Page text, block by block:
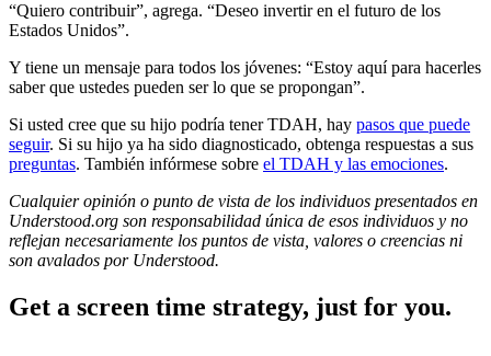
“Quiero contribuir”, agrega. “Deseo invertir en el futuro de los
Estados Unidos”.
Y tiene un mensaje para todos los jóvenes: “Estoy aquí para hacerles
saber que ustedes pueden ser lo que se propongan”.
Si usted cree que su hijo podría tener TDAH, hay pasos que puede
seguir. Si su hijo ya ha sido diagnosticado, obtenga respuestas a sus
preguntas. También infórmese sobre el TDAH y las emociones.
Cualquier opinión o punto de vista de los individuos presentados en
Understood.org son responsabilidad única de esos individuos y no
reflejan necesariamente los puntos de vista, valores o creencias ni
son avalados por Understood.
Get a screen time strategy, just for you.